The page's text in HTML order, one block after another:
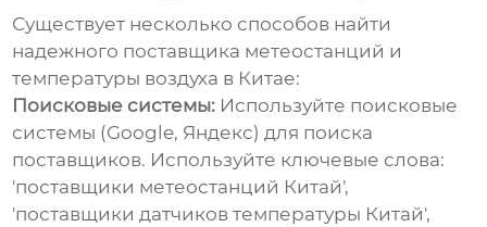
Существует несколько способов найти
надежного поставщика метеостанций и
температуры воздуха в Китае:
Поисковые системы: Используйте поисковые
системы (Google, Яндекс) для поиска
поставщиков. Используйте ключевые слова:
'поставщики метеостанций Китай',
'поставщики датчиков температуры Китай',